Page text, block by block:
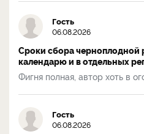
Гость
06.08.2026
Сроки сбора черноплодной
календарю и в отдельных
Фигня полная, автор хоть в
Гость
06.08.2026